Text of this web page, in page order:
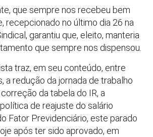
que sempre nos recebeu bem
recepcionado no último dia 26 na
garantiu que, eleito, manteria
que sempre nos dispensou.
traz, em seu conteúdo, entre
a redução da jornada de trabalho
da tabela do IR, a
de reajuste do salário
Fator Previdenciário, este parado
após ter sido aprovado, em